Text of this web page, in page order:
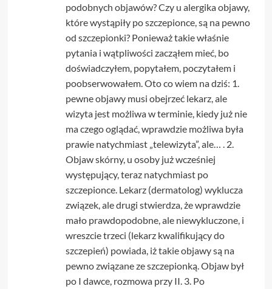
podobnych objawów? Czy u alergika objawy,
które wystąpiły po szczepionce, są na pewno
od szczepionki? Ponieważ takie właśnie
pytania i wątpliwości zacząłem mieć, bo
doświadczyłem, popytałem, poczytałem i
poobserwowałem. Oto co wiem na dziś: 1.
pewne objawy musi obejrzeć lekarz, ale
wizyta jest możliwa w terminie, kiedy już nie
ma czego oglądać, wprawdzie możliwa była
prawie natychmiast „telewizyta”, ale… . 2.
Objaw skórny, u osoby już wcześniej
występujący, teraz natychmiast po
szczepionce. Lekarz (dermatolog) wyklucza
związek, ale drugi stwierdza, że wprawdzie
mało prawdopodobne, ale niewykluczone, i
wreszcie trzeci (lekarz kwalifikujący do
szczepień) powiada, iż takie objawy są na
pewno związane ze szczepionką. Objaw był
po I dawce, rozmowa przy II. 3. Po